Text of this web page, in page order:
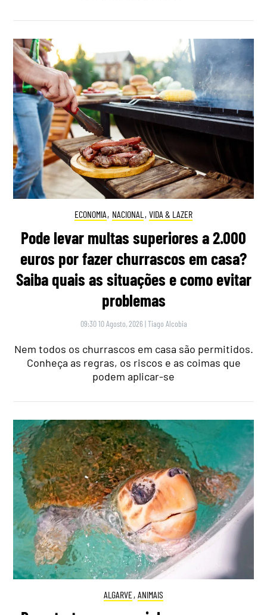
ECONOMIA, NACIONAL , VIDA & LAZER
Pode levar multas superiores a 2.000
euros por fazer churrascos em casa?
Saiba quais as situações e como evitar
problemas
09:30 10 Agosto, 2026 |Tiago Alcobia
Nem todos os churrascos em casa são permitidos.
Conheça as regras, os riscos e as coimas que
podem aplicar-se
ALGARVE, ANIMAIS